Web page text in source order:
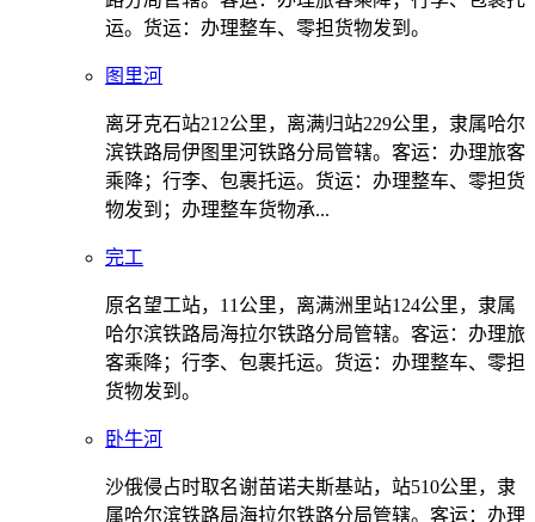
运。货运：办理整车、零担货物发到。
图里河
离牙克石站212公里，离满归站229公里，隶属哈尔
滨铁路局伊图里河铁路分局管辖。客运：办理旅客
乘降；行李、包裹托运。货运：办理整车、零担货
物发到；办理整车货物承...
完工
原名望工站，11公里，离满洲里站124公里，隶属
哈尔滨铁路局海拉尔铁路分局管辖。客运：办理旅
客乘降；行李、包裹托运。货运：办理整车、零担
货物发到。
卧牛河
沙俄侵占时取名谢苗诺夫斯基站，站510公里，隶
属哈尔滨铁路局海拉尔铁路分局管辖。客运：办理